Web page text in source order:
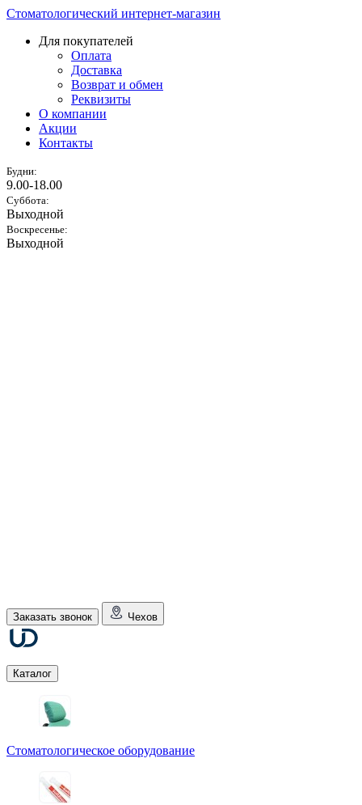
Стоматологический интернет-магазин
Для покупателей
Оплата
Доставка
Возврат и обмен
Реквизиты
О компании
Акции
Контакты
Будни:
9.00-18.00
Суббота:
Выходной
Воскресенье:
Выходной
Заказать звонок Чехов
Каталог
Стоматологическое оборудование